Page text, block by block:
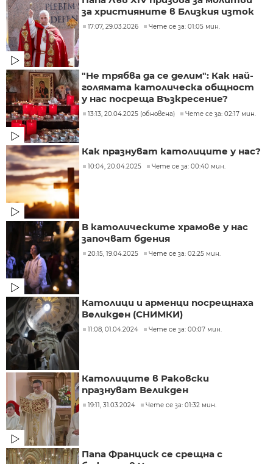
за християните в Близкия изток
17:07, 29.03.2026 Чете се за: 01:05 мин.
"Не трябва да се делим": Как най-
голямата католическа общност
у нас посреща Възкресение?
13:13, 20.04.2025 (обновена) Чете се за: 02:17 мин.
Как празнуват католиците у нас?
10:04, 20.04.2025 Чете се за: 00:40 мин.
В католическите храмове у нас
започват бдения
20:15, 19.04.2025 Чете се за: 02:25 мин.
Католици и арменци посрещнаха
Великден (СНИМКИ)
11:08, 01.04.2024 Чете се за: 00:07 мин.
Католиците в Раковски
празнуват Великден
19:11, 31.03.2024 Чете се за: 01:32 мин.
Папа Франциск се срещна с